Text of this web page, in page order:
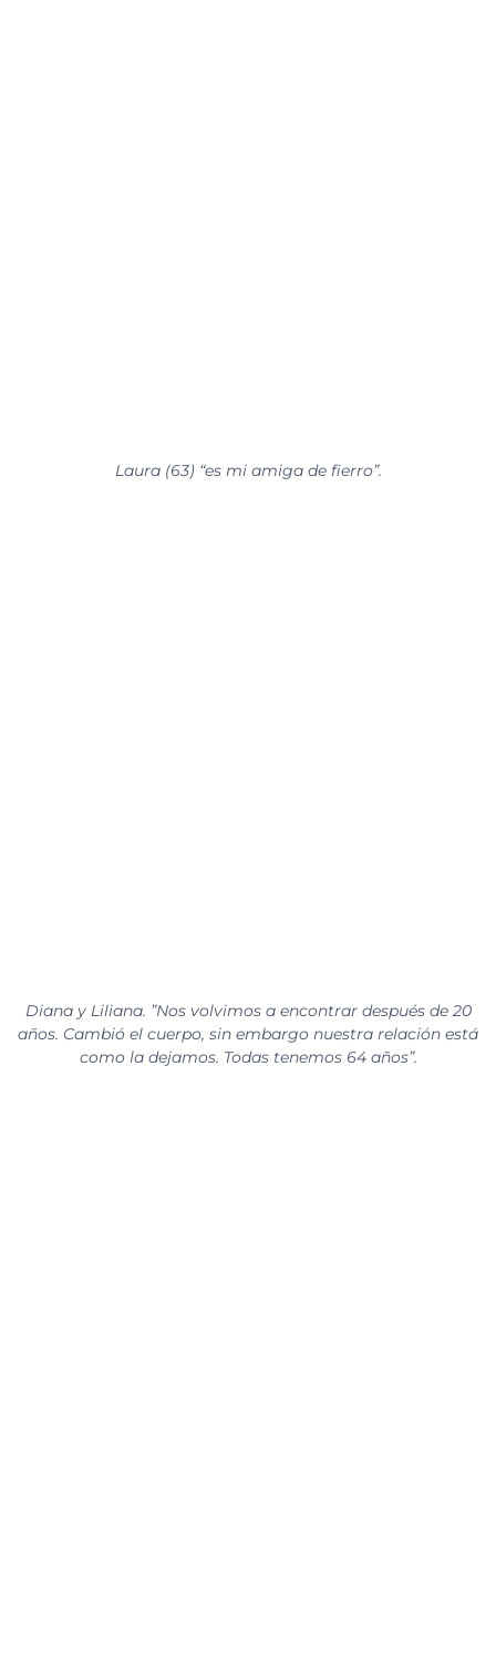
Laura (63) “es mi amiga de fierro”.
Diana y Liliana. ”Nos volvimos a encontrar después de 20
años. Cambió el cuerpo, sin embargo nuestra relación está
como la dejamos. Todas tenemos 64 años”.